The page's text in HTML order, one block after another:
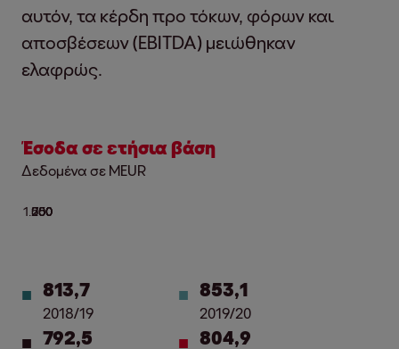
αυτόν, τα κέρδη προ τόκων, φόρων και
αποσβέσεων (EBITDA) μειώθηκαν
ελαφρώς.
Έσοδα σε ετήσια βάση
Δεδομένα σε MEUR
813,7
2018/19
853,1
2019/20
792,5 804,9